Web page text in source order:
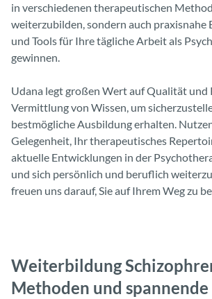
in verschiedenen therapeutischen
weiterzubilden, sondern auch praxisnahe
und Tools für Ihre tägliche Arbeit als
gewinnen.
Udana legt großen Wert auf Qualität und
Vermittlung von Wissen, um
bestmögliche Ausbildung erhalten.
Gelegenheit, Ihr therapeutisches
aktuelle Entwicklungen in der
und sich persönlich und beruflich
freuen uns darauf, Sie auf Ihrem Weg zu
Weiterbildung
Methoden und spannende